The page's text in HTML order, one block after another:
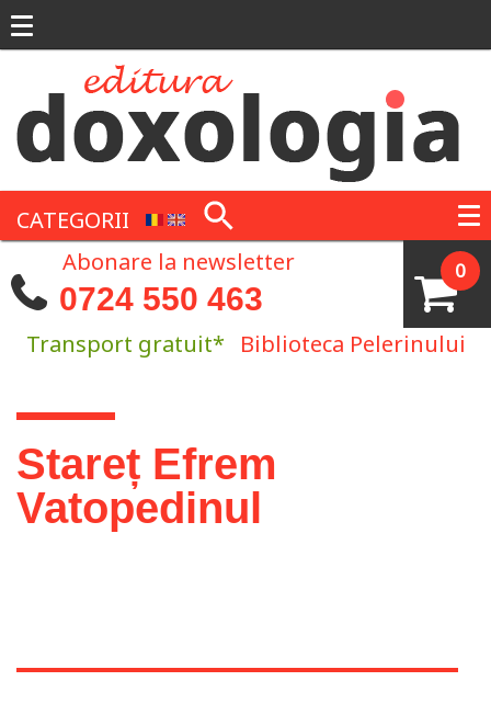
CATEGORII
0
Abonare la newsletter
0724 550 463
Transport gratuit* Biblioteca Pelerinului
Eşti aici
Stareț Efrem
Vatopedinul